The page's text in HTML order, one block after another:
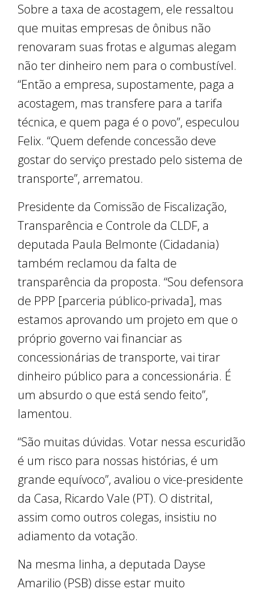
Sobre a taxa de acostagem, ele ressaltou
que muitas empresas de ônibus não
renovaram suas frotas e algumas alegam
não ter dinheiro nem para o combustível.
“Então a empresa, supostamente, paga a
acostagem, mas transfere para a tarifa
técnica, e quem paga é o povo”, especulou
Felix. “Quem defende concessão deve
gostar do serviço prestado pelo sistema de
transporte”, arrematou.
Presidente da Comissão de Fiscalização,
Transparência e Controle da CLDF, a
deputada Paula Belmonte (Cidadania)
também reclamou da falta de
transparência da proposta. “Sou defensora
de PPP [parceria público-privada], mas
estamos aprovando um projeto em que o
próprio governo vai financiar as
concessionárias de transporte, vai tirar
dinheiro público para a concessionária. É
um absurdo o que está sendo feito”,
lamentou.
“São muitas dúvidas. Votar nessa escuridão
é um risco para nossas histórias, é um
grande equívoco”, avaliou o vice-presidente
da Casa, Ricardo Vale (PT). O distrital,
assim como outros colegas, insistiu no
adiamento da votação.
Na mesma linha, a deputada Dayse
Amarilio (PSB) disse estar muito